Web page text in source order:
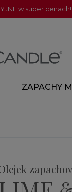
w super
ZAPACHY